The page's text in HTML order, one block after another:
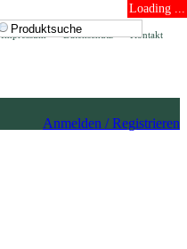
Loading ...
Kontakt
Datenschutz
Impressum
Anmelden / Registrieren